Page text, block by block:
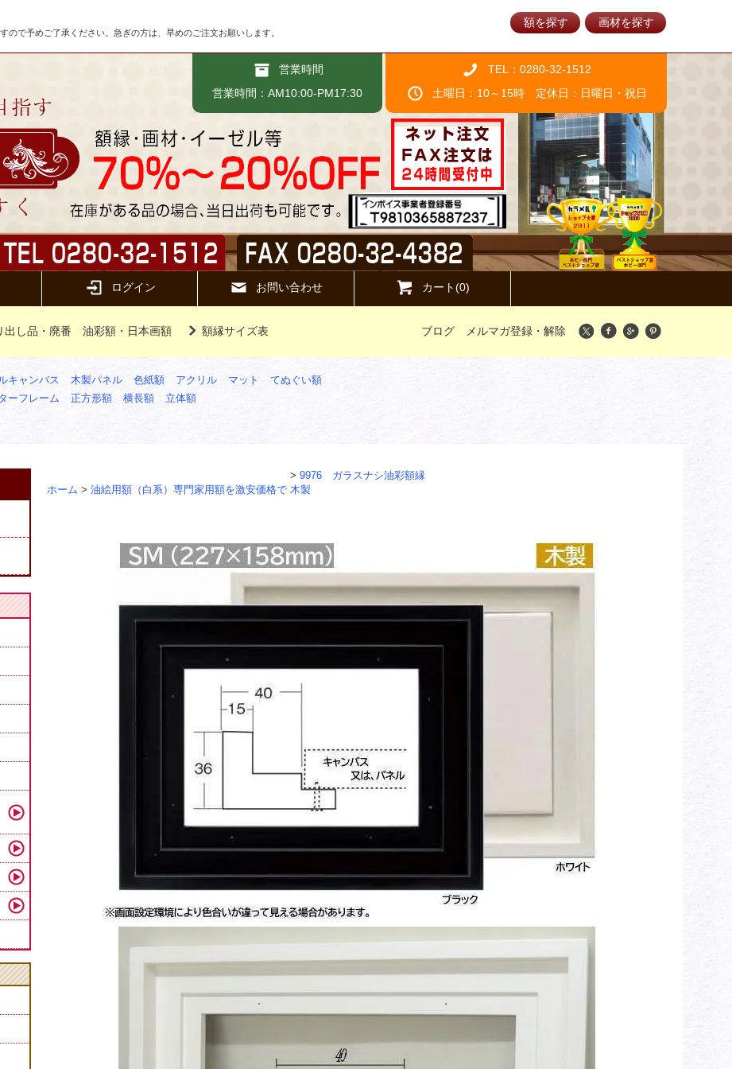
で予めご了承ください。急ぎの方は、早めのご注文お願いします。
額を探す 画材を探す
営業時間
営業時間：AM10:00-PM17:30
TEL：0280-32-1512
土曜日：10～15時 定休日：日曜日・祝日
ログイン お問い合わせ カート(0)
出し品・廃番 油彩額・日本画額 額縁サイズ表 ブログ メルマガ登録・解除
キャンバス 木製パネル 色紙額 アクリル マット
てぬぐい額
ーフレーム
正方形額 横長額 立体額
ホーム > 油絵用額（白系）専門家用額を激安価格で
> 9976 ガラスナシ油彩額縁
木製